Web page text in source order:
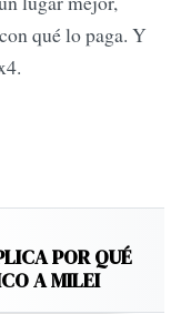
qué lo paga. Y
POR QUÉ
A MILEI